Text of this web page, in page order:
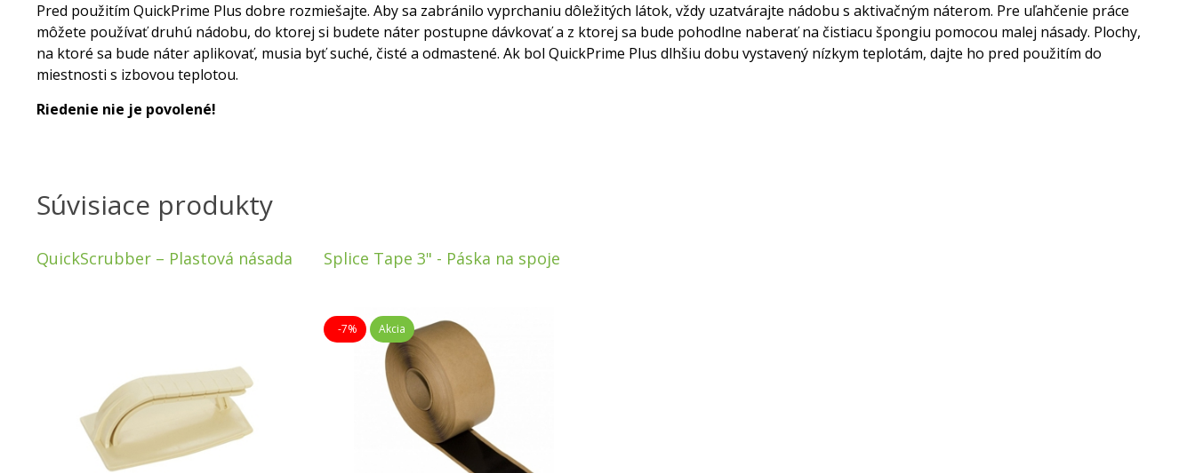
Pred použitím QuickPrime Plus dobre rozmiešajte. Aby sa zabránilo vyprchaniu dôležitých látok, vždy uzatvárajte nádobu s aktivačným náterom. Pre uľahčenie práce
môžete používať druhú nádobu, do ktorej si budete náter postupne dávkovať a z ktorej sa bude pohodlne naberať na čistiacu špongiu pomocou malej násady. Plochy,
na ktoré sa bude náter aplikovať, musia byť suché, čisté a odmastené. Ak bol QuickPrime Plus dlhšiu dobu vystavený nízkym teplotám, dajte ho pred použitím do
miestnosti s izbovou teplotou.
Riedenie nie je povolené!
Súvisiace produkty
QuickScrubber – Plastová násada Splice Tape 3" - Páska na spoje
-7% Akcia